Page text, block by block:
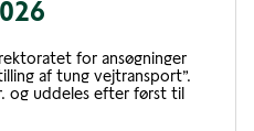
for ansøgninger
af tung vejtransport”.
og uddeles efter først til